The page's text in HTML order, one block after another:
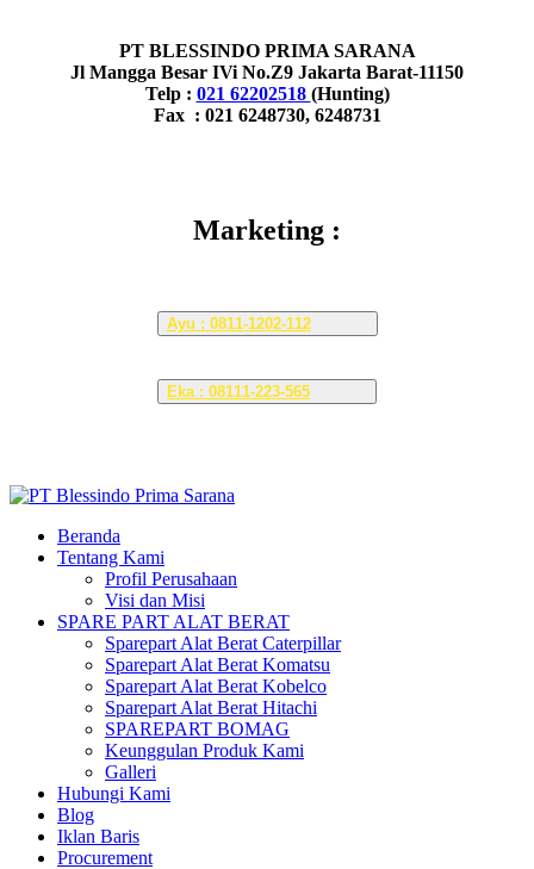
PT BLESSINDO PRIMA SARANA
Jl Mangga Besar IVi No.Z9 Jakarta Barat-11150
Telp : 021 62202518 (Hunting)
Fax : 021 6248730, 6248731
Marketing :
Ayu : 0811-1202-112
Eka : 08111-223-565
Beranda
Tentang Kami
Profil Perusahaan
Visi dan Misi
SPARE PART ALAT BERAT
Sparepart Alat Berat Caterpillar
Sparepart Alat Berat Komatsu
Sparepart Alat Berat Kobelco
Sparepart Alat Berat Hitachi
SPAREPART BOMAG
Keunggulan Produk Kami
Galleri
Hubungi Kami
Blog
Iklan Baris
Procurement